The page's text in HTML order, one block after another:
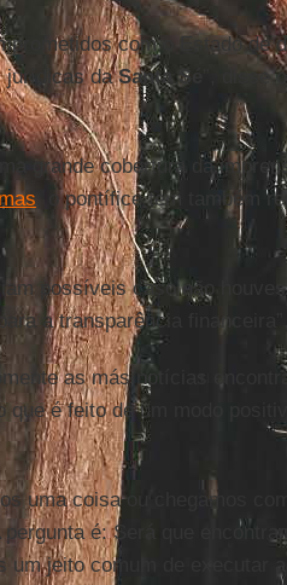
com o Estado de
jurídicas daSanta Sé
”, disse
grande cobertura da
, o pontífice tem também
possíveis caso não
a transparência
as más notícias
que é feito de um modo
uma coisa ou chegamos
é: Será que
um jeito comum de executar